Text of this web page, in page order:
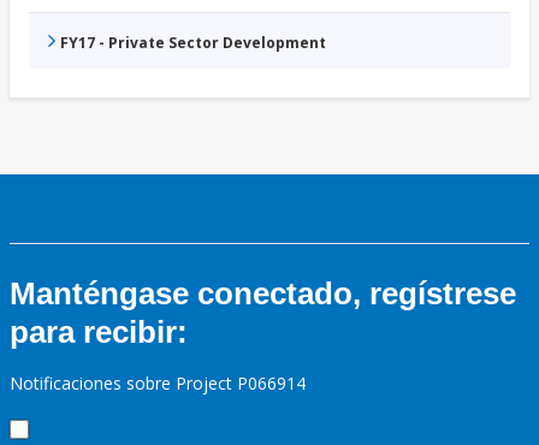
FY17 - Private Sector Development
Manténgase conectado, regístrese
para recibir:
Notificaciones sobre Project P066914